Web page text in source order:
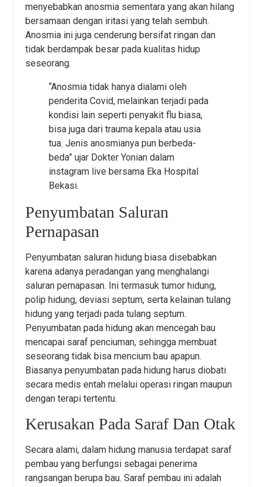
menyebabkan anosmia sementara yang akan hilang
bersamaan dengan iritasi yang telah sembuh.
Anosmia ini juga cenderung bersifat ringan dan
tidak berdampak besar pada kualitas hidup
seseorang.
“Anosmia tidak hanya dialami oleh
penderita Covid, melainkan terjadi pada
kondisi lain seperti penyakit flu biasa,
bisa juga dari trauma kepala atau usia
tua. Jenis anosmianya pun berbeda-
beda” ujar Dokter Yonian dalam
instagram live bersama Eka Hospital
Bekasi.
Penyumbatan Saluran
Pernapasan
Penyumbatan saluran hidung biasa disebabkan
karena adanya peradangan yang menghalangi
saluran pernapasan. Ini termasuk tumor hidung,
polip hidung, deviasi septum, serta kelainan tulang
hidung yang terjadi pada tulang septum.
Penyumbatan pada hidung akan mencegah bau
mencapai saraf penciuman, sehingga membuat
seseorang tidak bisa mencium bau apapun.
Biasanya penyumbatan pada hidung harus diobati
secara medis entah melalui operasi ringan maupun
dengan terapi tertentu.
Kerusakan Pada Saraf Dan Otak
Secara alami, dalam hidung manusia terdapat saraf
pembau yang berfungsi sebagai penerima
rangsangan berupa bau. Saraf pembau ini adalah